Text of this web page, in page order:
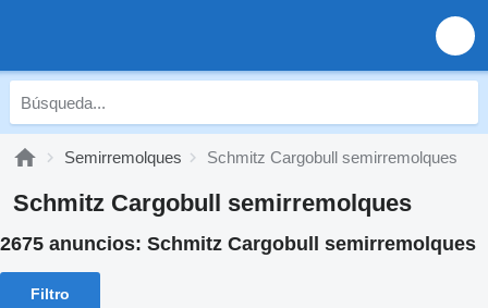
Semirremolques Schmitz Cargobull semirremolques
Schmitz Cargobull semirremolques
2675 anuncios: Schmitz Cargobull semirremolques
Filtro